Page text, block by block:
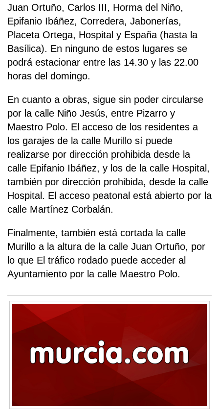
Juan Ortuño, Carlos III, Horma del Niño,
Epifanio Ibáñez, Corredera, Jabonerías,
Placeta Ortega, Hospital y España (hasta la
Basílica). En ninguno de estos lugares se
podrá estacionar entre las 14.30 y las 22.00
horas del domingo.
En cuanto a obras, sigue sin poder circularse
por la calle Niño Jesús, entre Pizarro y
Maestro Polo. El acceso de los residentes a
los garajes de la calle Murillo sí puede
realizarse por dirección prohibida desde la
calle Epifanio Ibáñez, y los de la calle Hospital,
también por dirección prohibida, desde la calle
Hospital. El acceso peatonal está abierto por la
calle Martínez Corbalán.
Finalmente, también está cortada la calle
Murillo a la altura de la calle Juan Ortuño, por
lo que El tráfico rodado puede acceder al
Ayuntamiento por la calle Maestro Polo.